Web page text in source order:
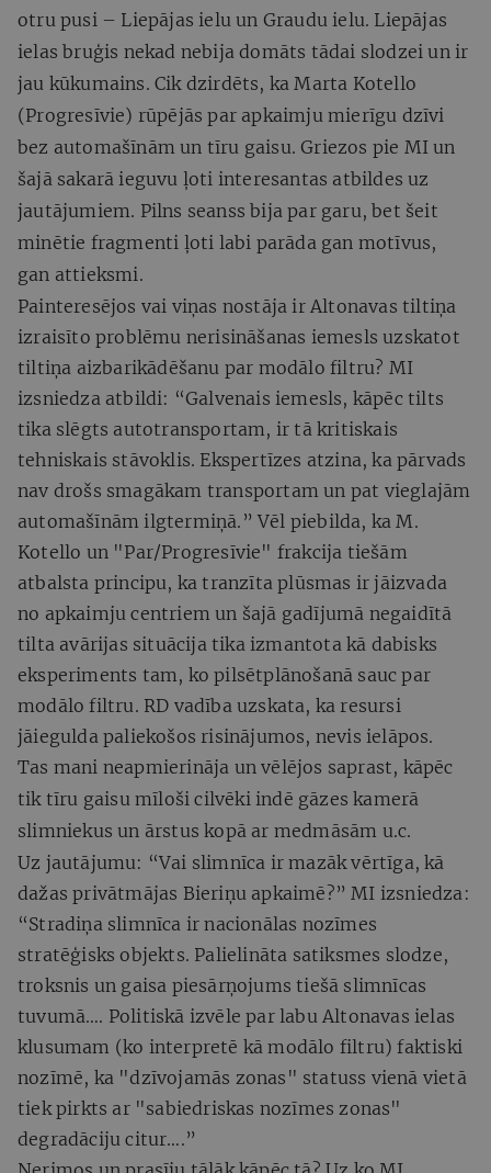
otru pusi – Liepājas ielu un Graudu ielu. Liepājas
ielas bruģis nekad nebija domāts tādai slodzei un ir
jau kūkumains. Cik dzirdēts, ka Marta Kotello
(Progresīvie) rūpējās par apkaimju mierīgu dzīvi
bez automašīnām un tīru gaisu. Griezos pie MI un
šajā sakarā ieguvu ļoti interesantas atbildes uz
jautājumiem. Pilns seanss bija par garu, bet šeit
minētie fragmenti ļoti labi parāda gan motīvus,
gan attieksmi.
Painteresējos vai viņas nostāja ir Altonavas tiltiņa
izraisīto problēmu nerisināšanas iemesls uzskatot
tiltiņa aizbarikādēšanu par modālo filtru? MI
izsniedza atbildi: “Galvenais iemesls, kāpēc tilts
tika slēgts autotransportam, ir tā kritiskais
tehniskais stāvoklis. Ekspertīzes atzina, ka pārvads
nav drošs smagākam transportam un pat vieglajām
automašīnām ilgtermiņā.” Vēl piebilda, ka M.
Kotello un "Par/Progresīvie" frakcija tiešām
atbalsta principu, ka tranzīta plūsmas ir jāizvada
no apkaimju centriem un šajā gadījumā negaidītā
tilta avārijas situācija tika izmantota kā dabisks
eksperiments tam, ko pilsētplānošanā sauc par
modālo filtru. RD vadība uzskata, ka resursi
jāiegulda paliekošos risinājumos, nevis ielāpos.
Tas mani neapmierināja un vēlējos saprast, kāpēc
tik tīru gaisu mīloši cilvēki indē gāzes kamerā
slimniekus un ārstus kopā ar medmāsām u.c.
Uz jautājumu: “Vai slimnīca ir mazāk vērtīga, kā
dažas privātmājas Bieriņu apkaimē?” MI izsniedza:
“Stradiņa slimnīca ir nacionālas nozīmes
stratēģisks objekts. Palielināta satiksmes slodze,
troksnis un gaisa piesārņojums tiešā slimnīcas
tuvumā…. Politiskā izvēle par labu Altonavas ielas
klusumam (ko interpretē kā modālo filtru) faktiski
nozīmē, ka "dzīvojamās zonas" statuss vienā vietā
tiek pirkts ar "sabiedriskas nozīmes zonas"
degradāciju citur….”